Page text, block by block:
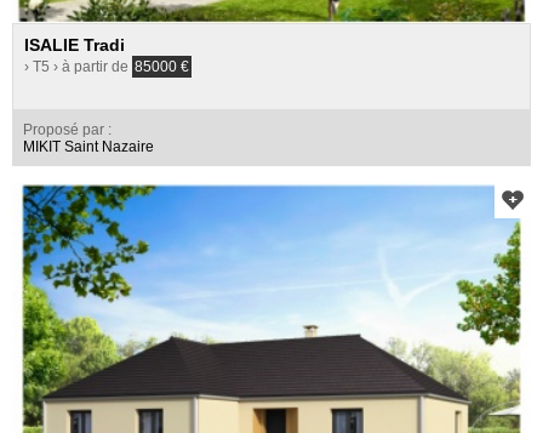
ISALIE Tradi
› T5 › à partir de 85000 €
Proposé par :
MIKIT Saint Nazaire